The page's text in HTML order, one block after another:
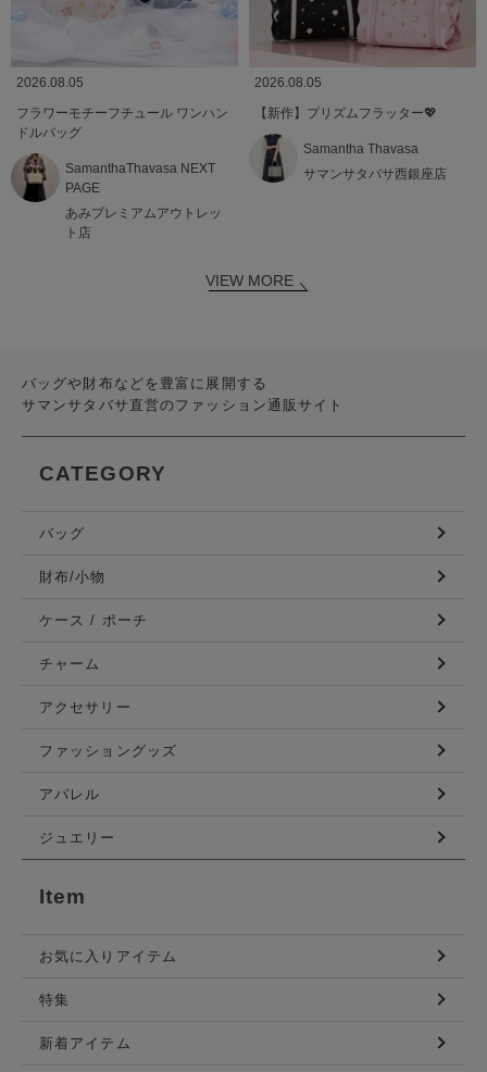
2026.08.05
フラワーモチーフチュール ワンハン
ドルバッグ
SamanthaThavasa NEXT
PAGE
あみプレミアムアウトレッ
ト店
2026.08.05
【新作】プリズムフラッター💖
Samantha Thavasa
サマンサタバサ西銀座店
VIEW MORE
バッグや財布などを豊富に展開する
サマンサタバサ直営のファッション通販サイト
CATEGORY
バッグ
財布/小物
ケース / ポーチ
チャーム
アクセサリー
ファッショングッズ
アパレル
ジュエリー
Item
お気に入りアイテム
特集
新着アイテム